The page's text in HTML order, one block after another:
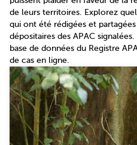
de leurs territoires. Explorez
qui ont été rédigées et
dépositaires des APAC
base de données du Registre
de cas en ligne.